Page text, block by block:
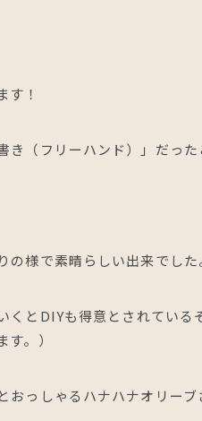
す！
き（フリーハンド）」だった
の様で素晴らしい出来でした
くとDIYも得意とされてい
。）
おっしゃるハナハナオリーブ